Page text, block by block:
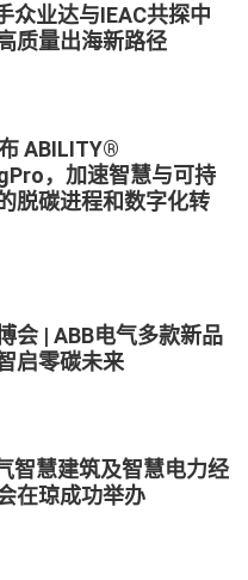
众业达与IEAC共探中
质量出海新路径
ABILITY®
，加速智慧与可持
脱碳进程和数字化转
会 | ABB电气多款新品
启零碳未来
智慧建筑及智慧电力经
在琼成功举办